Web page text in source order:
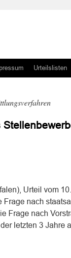
Urteilslisten
Urteil vom
nach
Frage nach
letzten 3 Jahre